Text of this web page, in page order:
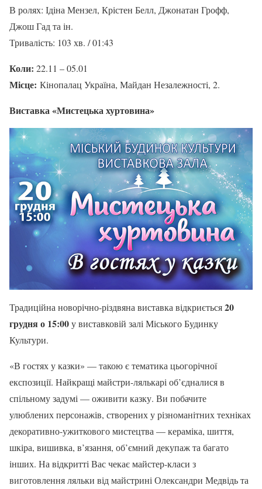
В ролях: Ідіна Мензел, Крістен Белл, Джонатан Грофф,
Джош Гад та ін.
Тривалість: 103 хв. / 01:43
Коли: 22.11 – 05.01
Місце: Кінопалац Україна, Майдан Незалежності, 2.
Виставка «Мистецька хуртовина»
Традиційна новорічно-різдвяна виставка відкриється20
грудня о 15:00у виставковій залі Міського Будинку
Культури.
«В гостях у казки» — такою є тематика цьогорічної
експозиції. Найкращі майстри-лялькарі об’єдналися в
спільному задумі — оживити казку. Ви побачите
улюблених персонажів, створених у різноманітних техніках
декоративно-ужиткового мистецтва — кераміка, шиття,
шкіра, вишивка, в’язання, об’ємний декупаж та багато
інших. На відкритті Вас чекає майстер-класи з
виготовлення ляльки від майстрині Олександри Медвідь та